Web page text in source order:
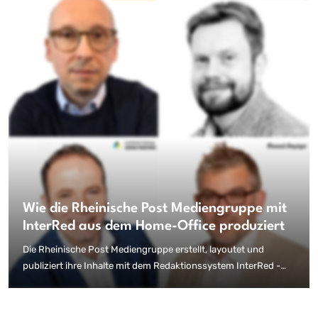
technischen und produktionstechnischen Anforderungen
entschied sich der Verlag für InterRed SmartPaper, um die
Erstellung von Printausgaben direkt aus redaktionellen
Inhalten zu optimieren.
Wie die Rheinische Post Mediengruppe mit
InterRed aus dem Home-Office produziert
Die Rheinische Post Mediengruppe erstellt, layoutet und
publiziert ihre Inhalte mit dem Redaktionssystem InterRed -
auch aus dem Home-Office heraus. Aufgrund der aktuellen